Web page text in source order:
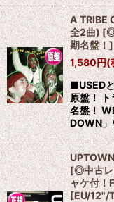
A TRIBE
全2曲)
期名盤！]
1,580円(
■USED
原盤！
名盤！
DOWN
[◎中古レ
ャケ付！
[EU/12"/